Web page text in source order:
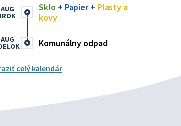
Sklo + Papier+ Plasty a
kovy
Komunálny odpad
celý kalendár